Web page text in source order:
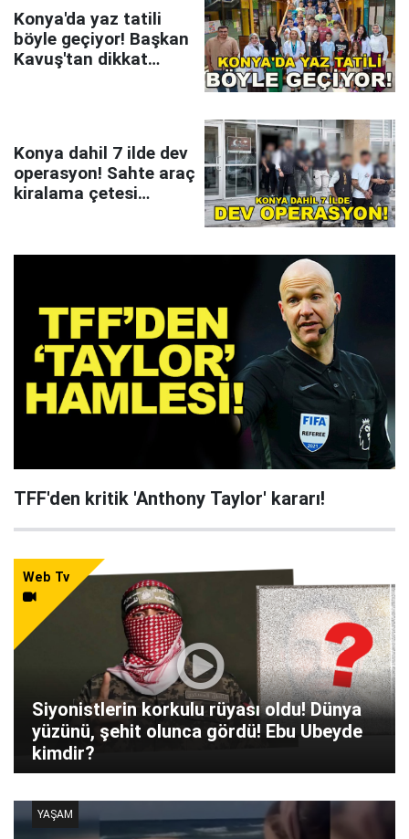
Konya'da yaz tatili
böyle geçiyor! Başkan
Kavuş'tan dikkat
Konya dahil 7 ilde dev
operasyon! Sahte araç
kiralama çetesi
TFF'den kritik 'Anthony Taylor' kararı!
Web Tv
Siyonistlerin korkulu rüyası oldu! Dünya
yüzünü, şehit olunca gördü! Ebu Ubeyde
kimdir?
YAŞAM